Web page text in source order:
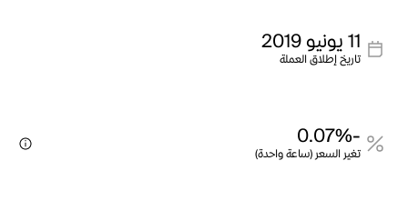
11 يونيو 2019
تاريخ إطلاق العملة
-0.07%
تغير السعر (ساعة واحدة)